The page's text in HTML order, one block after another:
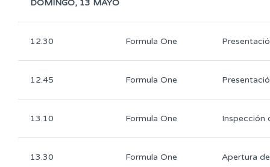
DOMINGO, 13 MAYO
12.30 Formula One
12.45 Formula One
13.10 Formula One Inspección
13.30 Formula One Apertura